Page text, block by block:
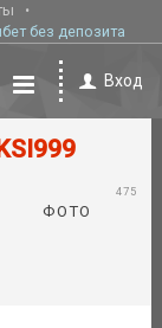
без депозита
Вход
ФОТО
475